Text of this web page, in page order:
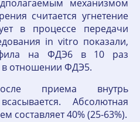
механизмом
считается угнетение
в процессе передачи
in vitro показали,
на ФДЭ6 в 10 раз
в отношении ФДЭ5.
приема внутрь
Абсолютная
составляет 40% (25-63%).